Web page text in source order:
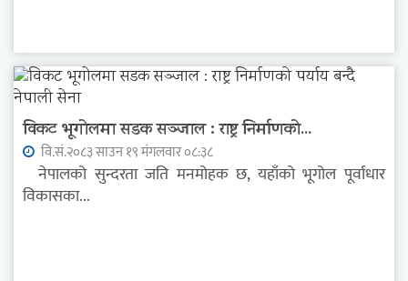
विकट भूगोलमा सडक सञ्जाल : राष्ट्र निर्माणको...
वि.सं.२०८३ साउन १९ मंगलवार ०८:३८
नेपालको सुन्दरता जति मनमोहक छ, यहाँको भूगोल पूर्वाधार
विकासका...